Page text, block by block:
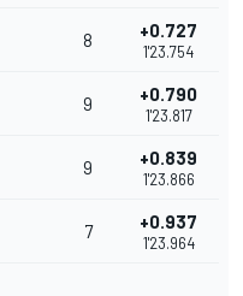
8 +0.727
1'23.754
9 +0.790
1'23.817
9 +0.839
1'23.866
7 +0.937
1'23.964